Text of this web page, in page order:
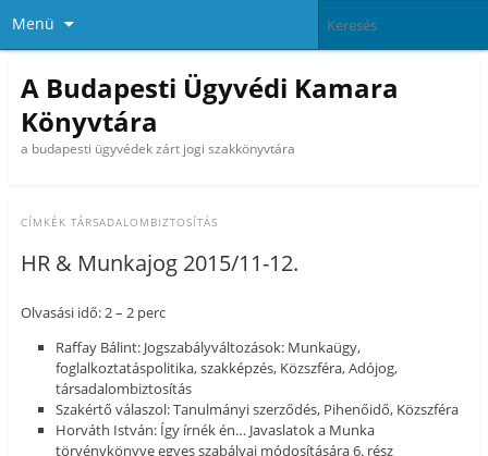
Menü
A Budapesti Ügyvédi Kamara
Könyvtára
a budapesti ügyvédek zárt jogi szakkönyvtára
CÍMKÉK TÁRSADALOMBIZTOSÍTÁS
HR & Munkajog 2015/11-12.
Olvasási idő: 2 – 2 perc
Raffay Bálint: Jogszabályváltozások: Munkaügy,
foglalkoztatáspolitika, szakképzés, Közszféra, Adójog,
társadalombiztosítás
Szakértő válaszol: Tanulmányi szerződés, Pihenőidő, Közszféra
Horváth István: Így írnék én… Javaslatok a Munka
törvénykönyve egyes szabályai módosítására 6. rész